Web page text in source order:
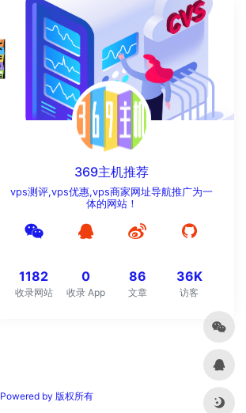
369主机推荐
vps测评,vps优惠,vps商家网址导航推广为一
体的网站！
1182
收录网站
0
收录 App
86
文章
36K
访客
Powered by 版权所有